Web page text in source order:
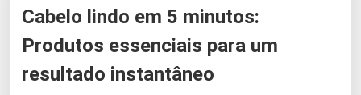
Cabelo lindo em 5 minutos:
Produtos essenciais para um
resultado instantâneo